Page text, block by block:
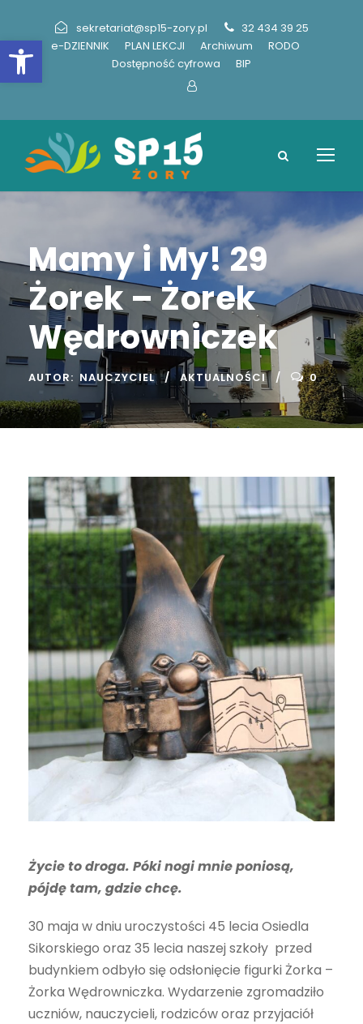
Otwórz pasek narzędzi
sekretariat@sp15-zory.pl
32 434 39 25
e-DZIENNIK
PLAN LEKCJI Archiwum
RODO
Dostępność cyfrowa
BIP
Mamy i My! 29
Żorek – Żorek
Wędrowniczek
AUTOR: NAUCZYCIEL AKTUALNOŚCI 0
Życie to droga. Póki nogi mnie poniosą,
pójdę tam, gdzie chcę.
30 maja w dniu uroczystości 45 lecia Osiedla
Sikorskiego oraz 35 lecia naszej szkoły przed
budynkiem odbyło się odsłonięcie figurki Żorka –
Żorka Wędrowniczka. Wydarzenie zgromadziło
uczniów, nauczycieli, rodziców oraz przyjaciół